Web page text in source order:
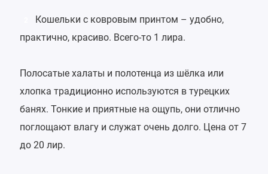
Кошельки с ковровым принтом – удобно,
практично, красиво. Всего-то 1 лира.
Полосатые халаты и полотенца из шёлка или
хлопка традиционно используются в турецких
банях. Тонкие и приятные на ощупь, они отлично
поглощают влагу и служат очень долго. Цена от 7
до 20 лир.